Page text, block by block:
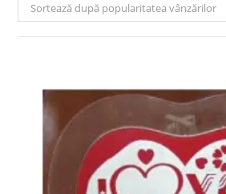
Sortează după popularitatea vânzărilor